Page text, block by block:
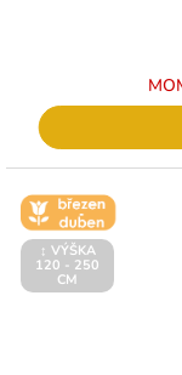
🌼 KVĚT -
BŘEZEN -
DUBEN
↕️ VÝŠKA
120 - 250
CM